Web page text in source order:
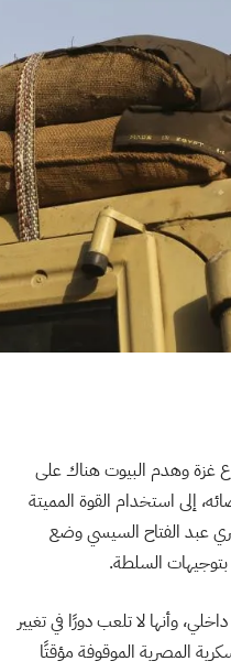
غزة وهدم البيوت هناك على
إلى استخدام القوة المميتة
عبد الفتاح السيسي وضع
السلطة.
وأنها لا تلعب دورًا في تغيير
المصرية الموقوفة مؤقتًا